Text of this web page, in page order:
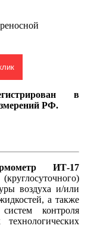
в
РФ.
ИТ-17
воздуха и/или
а также
контроля